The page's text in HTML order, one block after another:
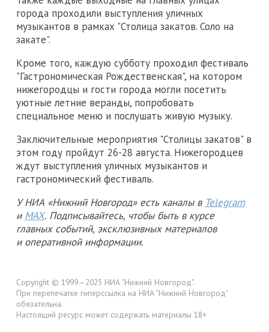
города проходили выступления уличных
музыкантов в рамках "Столица закатов. Соло на
закате".
Кроме того, каждую субботу проходил фестиваль
"Гастрономическая Рождественская", на котором
нижегородцы и гости города могли посетить
уютные летние веранды, попробовать
специальное меню и послушать живую музыку.
Заключительные мероприятия "Столицы закатов" в
этом году пройдут 26-28 августа. Нижегородцев
ждут выступления уличных музыкантов и
гастрономический фестиваль.
У НИА «Нижний Новгород» есть каналы в Telegram
и MAX. Подписывайтесь, чтобы быть в курсе
главных событий, эксклюзивных материалов
и оперативной информации.
Copyright © 1999—2025 НИА "Нижний Новгород".
При перепечатке гиперссылка на НИА "Нижний Новгород"
обязательна.
Настоящий ресурс может содержать материалы 18+